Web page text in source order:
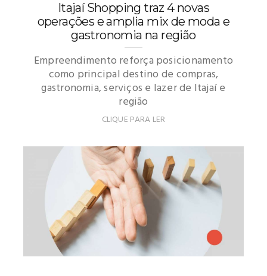
Itajaí Shopping traz 4 novas
operações e amplia mix de moda e
gastronomia na região
Empreendimento reforça posicionamento
como principal destino de compras,
gastronomia, serviços e lazer de Itajaí e
região
CLIQUE PARA LER